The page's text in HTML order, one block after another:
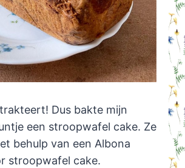
Dus bakte mijn
een stroopwafel cake. Ze
behulp van een Albona
stroopwafel cake.